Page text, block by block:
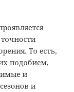
То есть,
подобием,
и
и